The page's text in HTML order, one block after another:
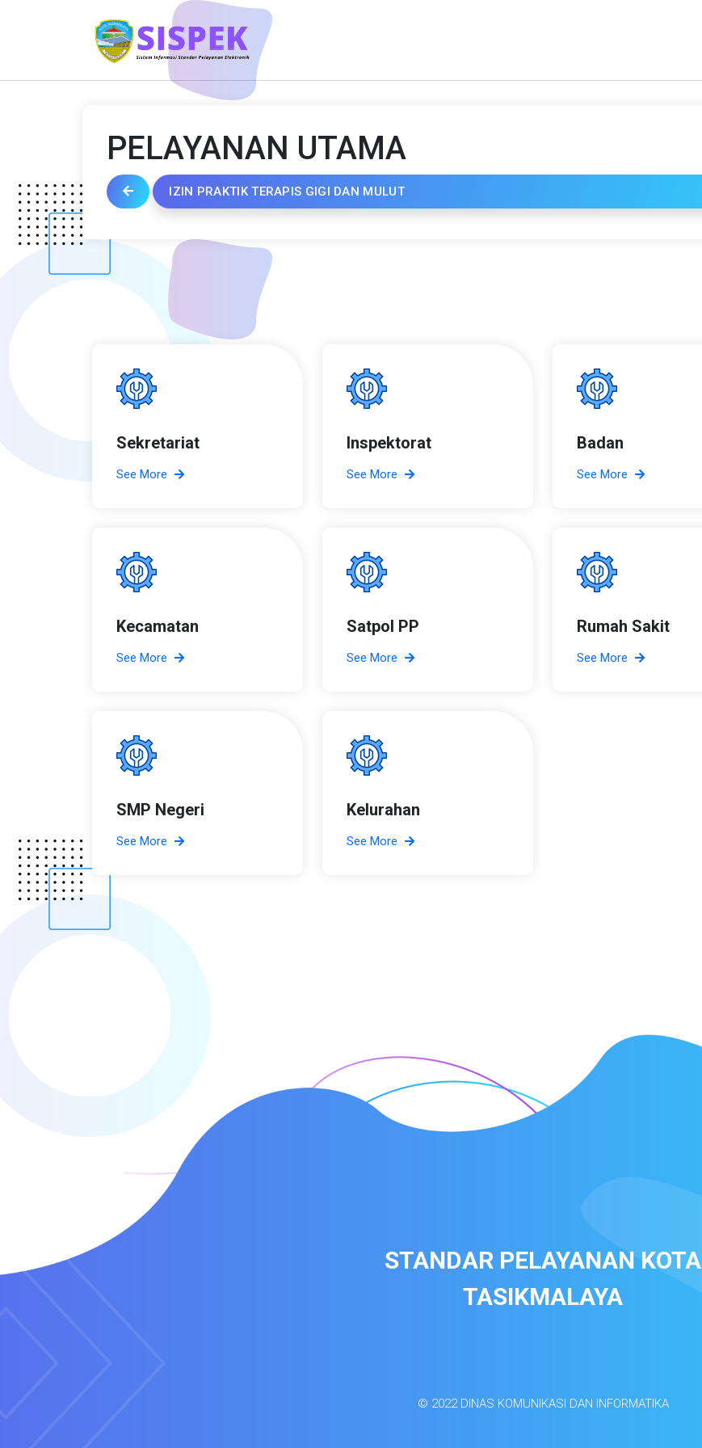
PELAYANAN UTAMA
IZIN PRAKTIK TERAPIS GIGI DAN MULUT
Sekretariat
See More
Inspektorat
See More
Badan
See More
Kecamatan
See More
Satpol PP
See More
Rumah Sakit
See More
SMP Negeri
See More
Kelurahan
See More
STANDAR PELAYANAN KOTA
TASIKMALAYA
© 2022 DINAS KOMUNIKASI DAN INFORMATIKA